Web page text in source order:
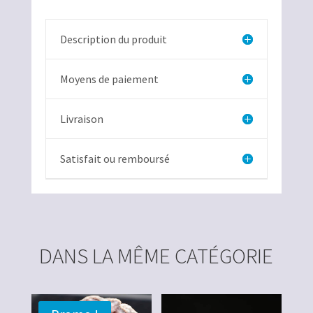
Description du produit
Moyens de paiement
Livraison
Satisfait ou remboursé
DANS LA MÊME CATÉGORIE